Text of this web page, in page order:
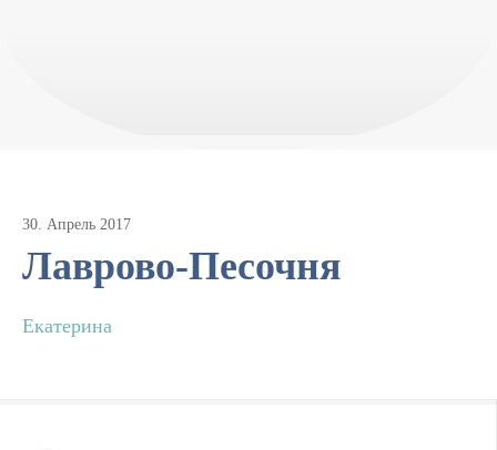
30. Апрель 2017
Лаврово-Песочня
Екатерина